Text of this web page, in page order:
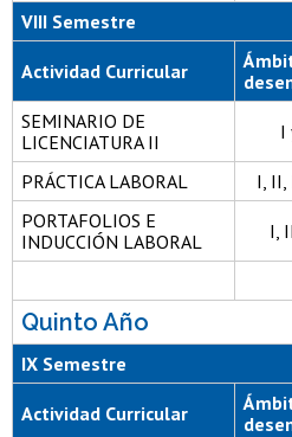
VIII Semestre
Actividad Curricular
SEMINARIO DE
LICENCIATURA II
I
PRÁCTICA LABORAL I, II,
PORTAFOLIOS E
INDUCCIÓN LABORAL
I,
Quinto Año
IX Semestre
Actividad Curricular